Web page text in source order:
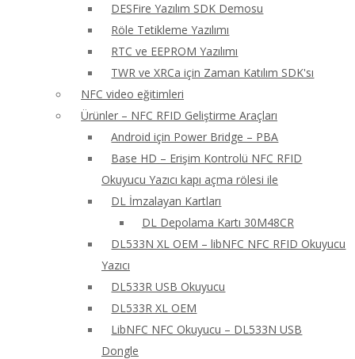
DESFire Yazılım SDK Demosu
Röle Tetikleme Yazılımı
RTC ve EEPROM Yazılımı
TWR ve XRCa için Zaman Katılım SDK'sı
NFC video eğitimleri
Ürünler – NFC RFID Geliştirme Araçları
Android için Power Bridge – PBA
Base HD – Erişim Kontrolü NFC RFID
Okuyucu Yazıcı kapı açma rölesi ile
DL İmzalayan Kartları
DL Depolama Kartı 30M48CR
DL533N XL OEM – libNFC NFC RFID Okuyucu
Yazıcı
DL533R USB Okuyucu
DL533R XL OEM
LibNFC NFC Okuyucu – DL533N USB
Dongle